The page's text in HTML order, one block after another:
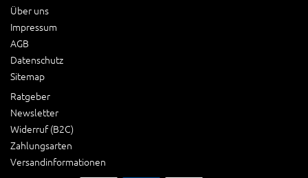
Über uns
Impressum
AGB
Datenschutz
Sitemap
Ratgeber
Newsletter
Widerruf (B2C)
Zahlungsarten
Versandinformationen